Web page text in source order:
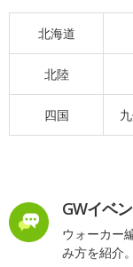
北海道
北陸
四国
GWイベ
ウォーカー
み方を紹介